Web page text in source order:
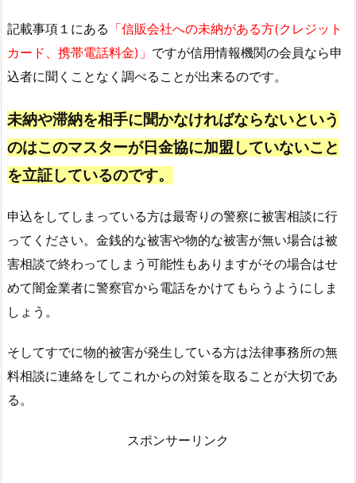
記載事項１にある 「信販会社への未納がある方(クレジット
カード、携帯電話料金)」 ですが信用情報機関の会員なら申
込者に聞くことなく調べることが出来るのです。
未納や滞納を相手に聞かなければならないという
のはこのマスターが日金協に加盟していないこと
を立証しているのです。
申込をしてしまっている方は最寄りの警察に被害相談に行
ってください。金銭的な被害や物的な被害が無い場合は被
害相談で終わってしまう可能性もありますがその場合はせ
めて闇金業者に警察官から電話をかけてもらうようにしま
しょう。
そしてすでに物的被害が発生している方は法律事務所の無
料相談に連絡をしてこれからの対策を取ることが大切であ
る。
スポンサーリンク